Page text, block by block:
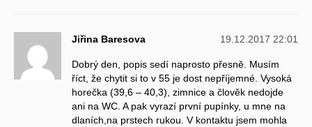
Jiřina Baresova 19.12.2017 22:01
Dobrý den, popis sedí naprosto přesně. Musím
říct, že chytit si to v 55 je dost nepříjemné. Vysoká
horečka (39,6 – 40,3), zimnice a člověk nedojde
ani na WC. A pak vyrazí první pupínky, u mne na
dlaních,na prstech rukou. V kontaktu jsem mohla